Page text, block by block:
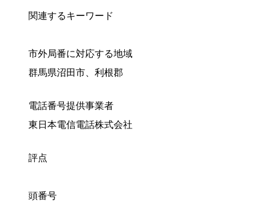
関連するキーワード
市外局番に対応する地域
群馬県沼田市、利根郡
電話番号提供事業者
東日本電信電話株式会社
評点
頭番号